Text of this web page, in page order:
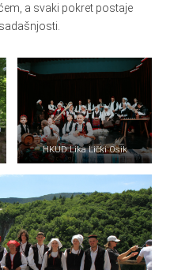
a svaki pokret postaje
HKUD Lika Lički Osik